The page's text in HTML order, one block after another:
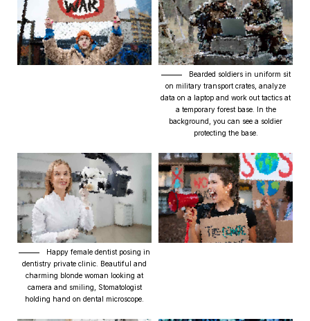
Bearded soldiers in uniform sit
on military transport crates, analyze
data on a laptop and work out tactics at
a temporary forest base. In the
background, you can see a soldier
protecting the base.
Happy female dentist posing in
dentistry private clinic. Beautiful and
charming blonde woman looking at
camera and smiling, Stomatologist
holding hand on dental microscope.